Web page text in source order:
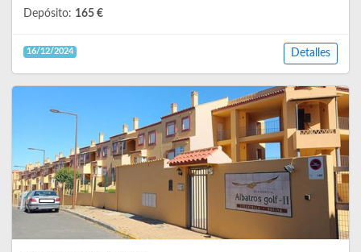
Depósito: 165 €
16/12/2024 Detalles